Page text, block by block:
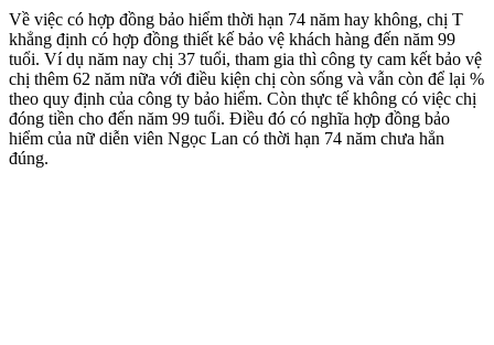
Về việc có hợp đồng bảo hiểm thời hạn 74 năm hay không, chị T
khẳng định có hợp đồng thiết kế bảo vệ khách hàng đến năm 99
tuổi. Ví dụ năm nay chị 37 tuổi, tham gia thì công ty cam kết bảo vệ
chị thêm 62 năm nữa với điều kiện chị còn sống và vẫn còn để lại %
theo quy định của công ty bảo hiểm. Còn thực tế không có việc chị
đóng tiền cho đến năm 99 tuổi. Điều đó có nghĩa hợp đồng bảo
hiểm của nữ diễn viên Ngọc Lan có thời hạn 74 năm chưa hẳn
đúng.